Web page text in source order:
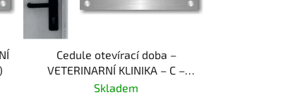
Cedule otevírací doba –
VETERINARNÍ KLINIKA – C –
plast (piktogram)
Skladem